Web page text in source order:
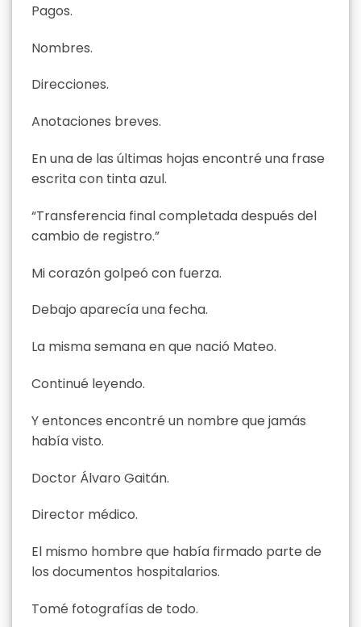
Pagos.
Nombres.
Direcciones.
Anotaciones breves.
En una de las últimas hojas encontré una frase
escrita con tinta azul.
“Transferencia final completada después del
cambio de registro.”
Mi corazón golpeó con fuerza.
Debajo aparecía una fecha.
La misma semana en que nació Mateo.
Continué leyendo.
Y entonces encontré un nombre que jamás
había visto.
Doctor Álvaro Gaitán.
Director médico.
El mismo hombre que había firmado parte de
los documentos hospitalarios.
Tomé fotografías de todo.